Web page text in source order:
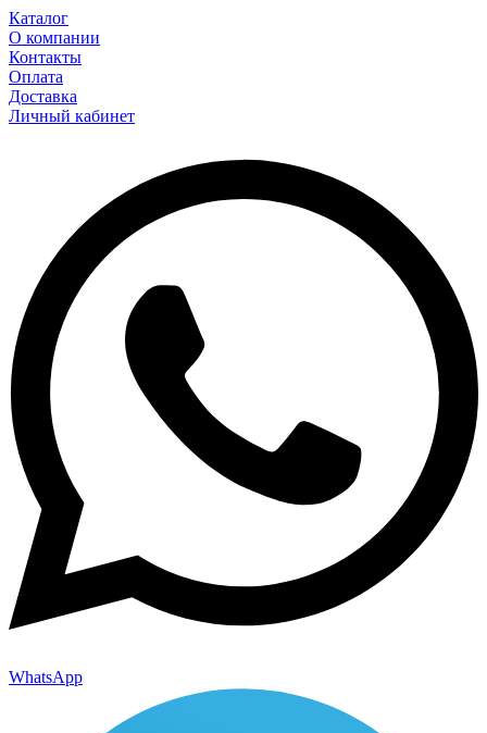
Каталог
О компании
Контакты
Оплата
Доставка
Личный кабинет
WhatsApp